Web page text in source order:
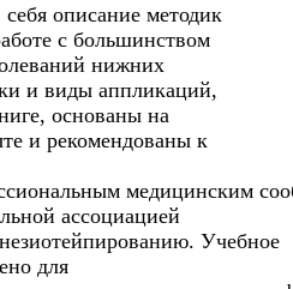
описание методик
с большинством
нижних
и виды аппликаций,
основаны на
и рекомендованы к
медицинским со
ассоциацией
Учебное
для